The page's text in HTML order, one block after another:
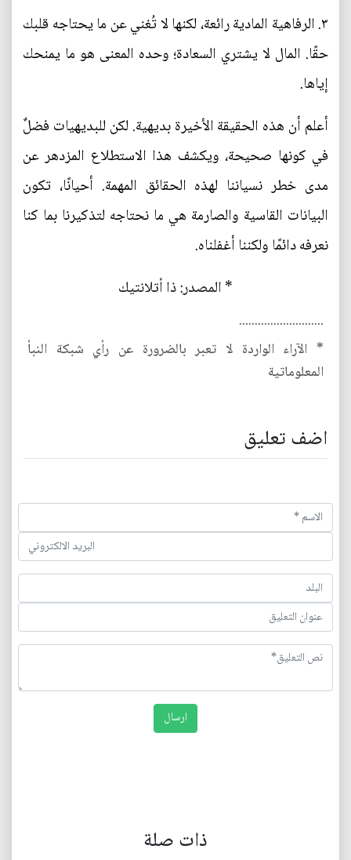
٣. الرفاهية المادية رائعة، لكنها لا تُغني عن ما يحتاجه قلبك
حقًا. المال لا يشتري السعادة؛ وحده المعنى هو ما يمنحك
إياها.
أعلم أن هذه الحقيقة الأخيرة بديهية. لكن للبديهيات فضلٌ
في كونها صحيحة، ويكشف هذا الاستطلاع المزدهر عن
مدى خطر نسياننا لهذه الحقائق المهمة. أحيانًا، تكون
البيانات القاسية والصارمة هي ما نحتاجه لتذكيرنا بما كنا
نعرفه دائمًا ولكننا أغفلناه.
* المصدر: ذا أتلانتيك
...........................
* الآراء الواردة لا تعبر بالضرورة عن رأي شبكة النبأ
المعلوماتية
اضف تعليق
ذات صلة